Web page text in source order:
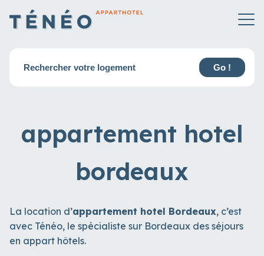
Rechercher votre logement Go !
appartement hotel
bordeaux
La location d’appartement hotel Bordeaux, c’est
avec Ténéo, le spécialiste sur Bordeaux des séjours
en appart hôtels.